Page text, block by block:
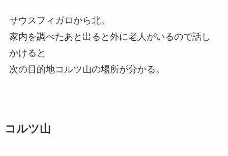
サウスフィガロから北。
家内を調べたあと出ると外に老人がいるので話し
かけると
次の目的地コルツ山の場所が分かる。
コルツ山